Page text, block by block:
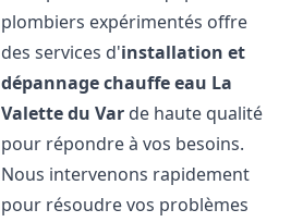
plombiers expérimentés offre
des services d'installation et
dépannage chauffe eau La
Valette du Var de haute qualité
pour répondre à vos besoins.
Nous intervenons rapidement
pour résoudre vos problèmes